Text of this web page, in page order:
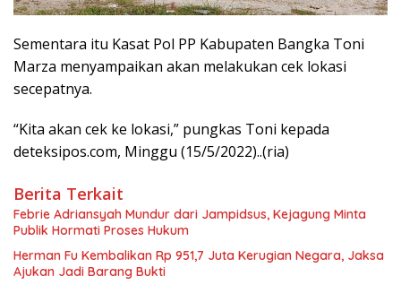
Sementara itu Kasat Pol PP Kabupaten Bangka Toni
Marza menyampaikan akan melakukan cek lokasi
secepatnya.
“Kita akan cek ke lokasi,” pungkas Toni kepada
deteksipos.com, Minggu (15/5/2022)..(ria)
Berita Terkait
Febrie Adriansyah Mundur dari Jampidsus, Kejagung Minta
Publik Hormati Proses Hukum
Herman Fu Kembalikan Rp 951,7 Juta Kerugian Negara, Jaksa
Ajukan Jadi Barang Bukti